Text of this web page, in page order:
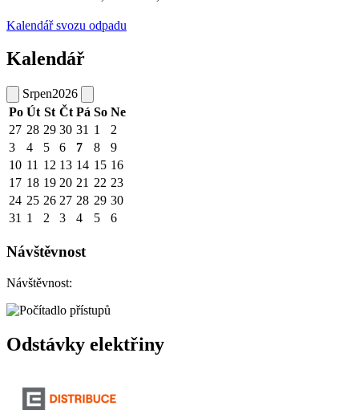
Kalendář svozu odpadu
Kalendář
Srpen2026
Po Út St Čt Pá So Ne
27 28 29 30 31 1
2
3
4 5 6 7 8
9
10 11 12 13 14 15 16
17 18 19 20 21 22 23
24 25 26 27 28 29 30
31 1 2 3 4 5 6
Návštěvnost
Návštěvnost:
Odstávky elektřiny